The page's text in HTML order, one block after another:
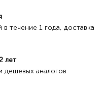
течение 1 года, доставка
лет
дешевых аналогов